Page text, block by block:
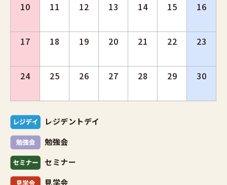
10 11 12 13 14 15 16
17 18 19 20 21 22 23
24 25 26 27 28 29 30
レジデントデイ
勉強会
セミナー
見学会